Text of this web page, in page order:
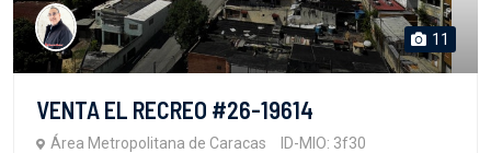
11
VENTA EL RECREO #26-19614
Área Metropolitana de Caracas ID-MIO: 3f30